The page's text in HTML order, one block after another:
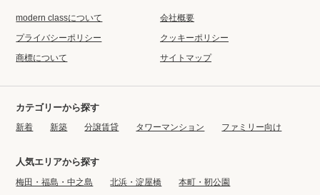
modern classについて
会社概要
プライバシーポリシー
クッキーポリシー
商標について
サイトマップ
カテゴリーから探す
新着 新築 分譲賃貸 タワーマンション ファミリー向け
人気エリアから探す
梅田・福島・中之島 北浜・淀屋橋
本町・靭公園